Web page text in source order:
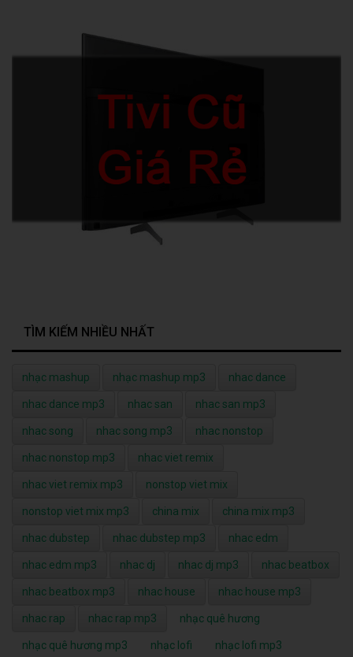
TÌM KIẾM NHIỀU NHẤT
nhạc mashup nhạc mashup mp3 nhac dance
nhac dance mp3 nhac san nhac san mp3
nhac song nhac song mp3 nhac nonstop
nhac nonstop mp3 nhac viet remix
nhac viet remix mp3 nonstop viet mix
nonstop viet mix mp3 china mix china mix mp3
nhac dubstep nhac dubstep mp3 nhac edm
nhac edm mp3 nhac dj nhac dj mp3 nhac beatbox
nhac beatbox mp3 nhac house nhac house mp3
nhac rap nhac rap mp3 nhạc quê hương
nhạc quê hương mp3 nhạc lofi nhạc lofi mp3